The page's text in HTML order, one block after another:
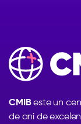
CMIBeste un
de ani de